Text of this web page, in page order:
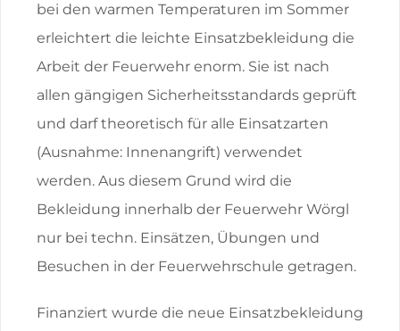
bei den warmen Temperaturen im Sommer
erleichtert die leichte Einsatzbekleidung die
Arbeit der Feuerwehr enorm. Sie ist nach
allen gängigen Sicherheitsstandards geprüft
und darf theoretisch für alle Einsatzarten
(Ausnahme: Innenangrift) verwendet
werden. Aus diesem Grund wird die
Bekleidung innerhalb der Feuerwehr Wörgl
nur bei techn. Einsätzen, Übungen und
Besuchen in der Feuerwehrschule getragen.
Finanziert wurde die neue Einsatzbekleidung